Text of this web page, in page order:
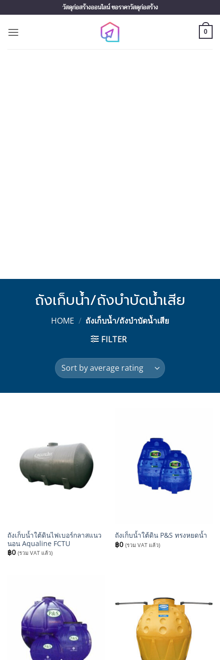
to
content
วัสดุก่อสร้างออนไลน์ ขอราคาวัสดุก่อสร้าง
0
ถังเก็บน้ำ/ถังบำบัดน้ำเสีย
HOME / ถังเก็บน้ำ/ถังบำบัดน้ำเสีย
FILTER
ถังเก็บน้ำใต้ดินไฟเบอร์กลาสแนว
นอน Aqualine FCTU
฿0 (รวม VAT แล้ว)
ถังเก็บน้ำใต้ดิน P&S ทรงหยดน้ำ
฿0 (รวม VAT แล้ว)